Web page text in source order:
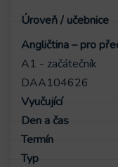
Angličtina – pro
A1 - začátečník
DAA104626